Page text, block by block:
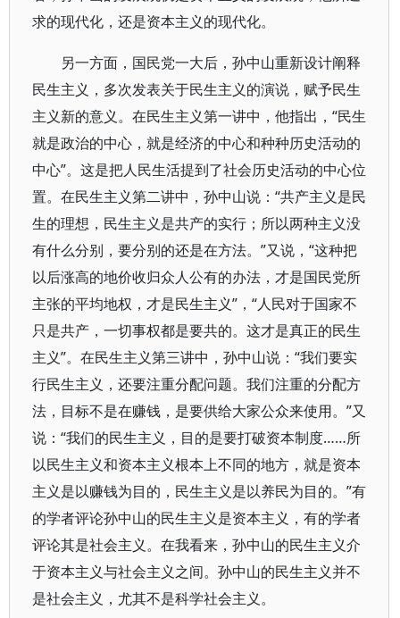
求的现代化，还是资本主义的现代化。
另一方面，国民党一大后，孙中山重新设计阐释
民生主义，多次发表关于民生主义的演说，赋予民生
主义新的意义。在民生主义第一讲中，他指出，“民生
就是政治的中心，就是经济的中心和种种历史活动的
中心”。这是把人民生活提到了社会历史活动的中心位
置。在民生主义第二讲中，孙中山说：“共产主义是民
生的理想，民生主义是共产的实行；所以两种主义没
有什么分别，要分别的还是在方法。”又说，“这种把
以后涨高的地价收归众人公有的办法，才是国民党所
主张的平均地权，才是民生主义”，“人民对于国家不
只是共产，一切事权都是要共的。这才是真正的民生
主义”。在民生主义第三讲中，孙中山说：“我们要实
行民生主义，还要注重分配问题。我们注重的分配方
法，目标不是在赚钱，是要供给大家公众来使用。”又
说：“我们的民生主义，目的是要打破资本制度……所
以民生主义和资本主义根本上不同的地方，就是资本
主义是以赚钱为目的，民生主义是以养民为目的。”有
的学者评论孙中山的民生主义是资本主义，有的学者
评论其是社会主义。在我看来，孙中山的民生主义介
于资本主义与社会主义之间。孙中山的民生主义并不
是社会主义，尤其不是科学社会主义。